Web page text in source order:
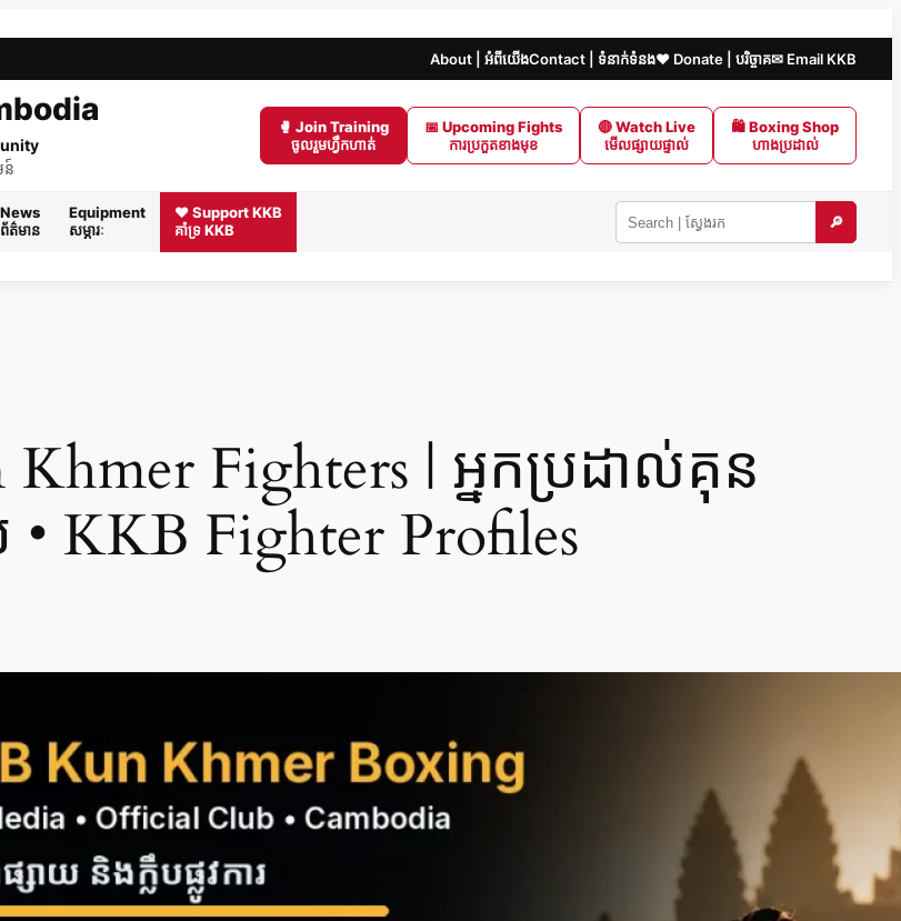
About | អំពីយើងContact | ទំនាក់ទំនង❤️ Donate | បរិច្ចាគ✉ Email KKB
ន៍
🥊 Join Training
ចូលរួមហ្វឹកហាត់
📅 Upcoming Fights
ការប្រកួតខាងមុខ
🔴 Watch Live
មើលផ្សាយផ្ទាល់
🛍 Boxing Shop
ហាងប្រដាល់
News
ព័ត៌មាន
Equipment
សម្ភារៈ
❤️ Support KKB
គាំទ្រ KKB
Search
🔎
Khmer Fighters | អ្នកប្រដាល់គុន
• KKB Fighter Profiles